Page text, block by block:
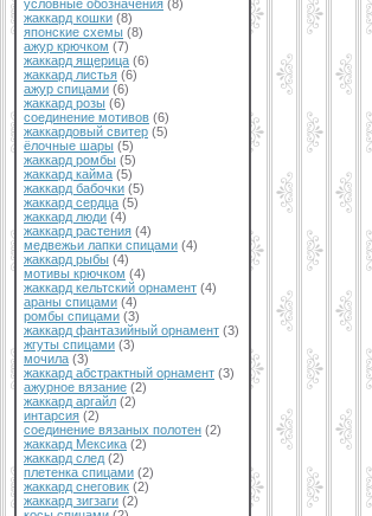
условные обозначения (8)
жаккард кошки (8)
японские схемы (8)
ажур крючком (7)
жаккард ящерица (6)
жаккард листья (6)
ажур спицами (6)
жаккард розы (6)
соединение мотивов (6)
жаккардовый свитер (5)
ёлочные шары (5)
жаккард ромбы (5)
жаккард кайма (5)
жаккард бабочки (5)
жаккард сердца (5)
жаккард люди (4)
жаккард растения (4)
медвежьи лапки спицами (4)
жаккард рыбы (4)
мотивы крючком (4)
жаккард кельтский орнамент (4)
араны спицами (4)
ромбы спицами (3)
жаккард фантазийный орнамент (3)
жгуты спицами (3)
мочила (3)
жаккард абстрактный орнамент (3)
ажурное вязание (2)
жаккард аргайл (2)
интарсия (2)
соединение вязаных полотен (2)
жаккард Мексика (2)
жаккард след (2)
плетенка спицами (2)
жаккард снеговик (2)
жаккард зигзаги (2)